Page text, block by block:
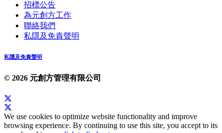
招標公告
為元創方工作
聯絡我們
私隱及免責聲明
私隱及免責聲明
© 2026 元創方管理有限公司
We use cookies to optimize website functionality and improve
browsing experience. By continuing to use this site, you accept to its